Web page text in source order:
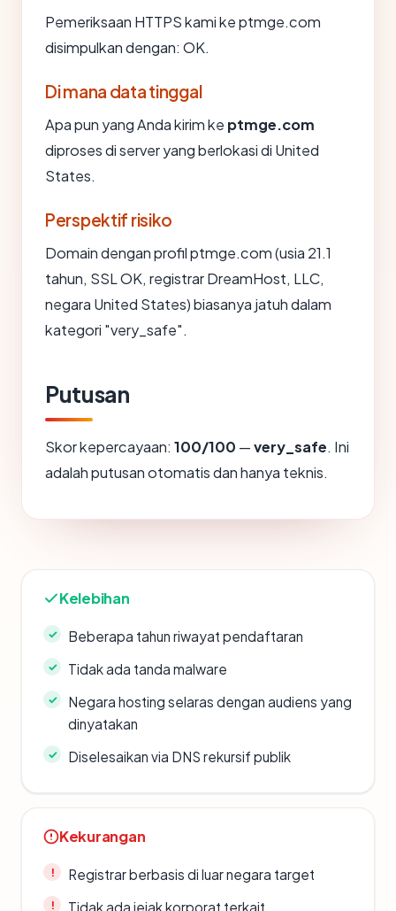
Pemeriksaan HTTPS kami ke ptmge.com
disimpulkan dengan: OK.
Di mana data tinggal
Apa pun yang Anda kirim ke ptmge.com
diproses di server yang berlokasi di United
States.
Perspektif risiko
Domain dengan profil ptmge.com (usia 21.1
tahun, SSL OK, registrar DreamHost, LLC,
negara United States) biasanya jatuh dalam
kategori "very_safe".
Putusan
Skor kepercayaan: 100/100 —very_safe. Ini
adalah putusan otomatis dan hanya teknis.
Kelebihan
Beberapa tahun riwayat pendaftaran
Tidak ada tanda malware
Negara hosting selaras dengan audiens yang
dinyatakan
Diselesaikan via DNS rekursif publik
Kekurangan
Registrar berbasis di luar negara target
Tidak ada jejak korporat terkait